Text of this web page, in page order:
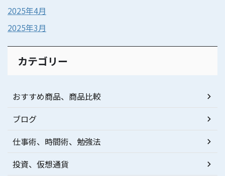
2025年4月
2025年3月
カテゴリー
おすすめ商品、商品比較
ブログ
仕事術、時間術、勉強法
投資、仮想通貨